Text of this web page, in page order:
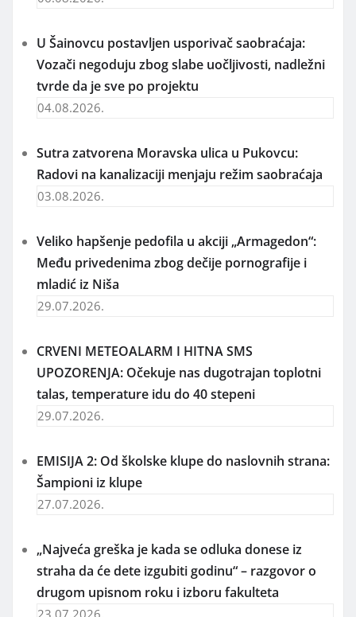
U Šainovcu postavljen usporivač saobraćaja:
Vozači negoduju zbog slabe uočljivosti, nadležni
tvrde da je sve po projektu
04.08.2026.
Sutra zatvorena Moravska ulica u Pukovcu:
Radovi na kanalizaciji menjaju režim saobraćaja
03.08.2026.
Veliko hapšenje pedofila u akciji „Armagedon“:
Među privedenima zbog dečije pornografije i
mladić iz Niša
29.07.2026.
CRVENI METEOALARM I HITNA SMS
UPOZORENJA: Očekuje nas dugotrajan toplotni
talas, temperature idu do 40 stepeni
29.07.2026.
EMISIJA 2: Od školske klupe do naslovnih strana:
Šampioni iz klupe
27.07.2026.
„Najveća greška je kada se odluka donese iz
straha da će dete izgubiti godinu“ – razgovor o
drugom upisnom roku i izboru fakulteta